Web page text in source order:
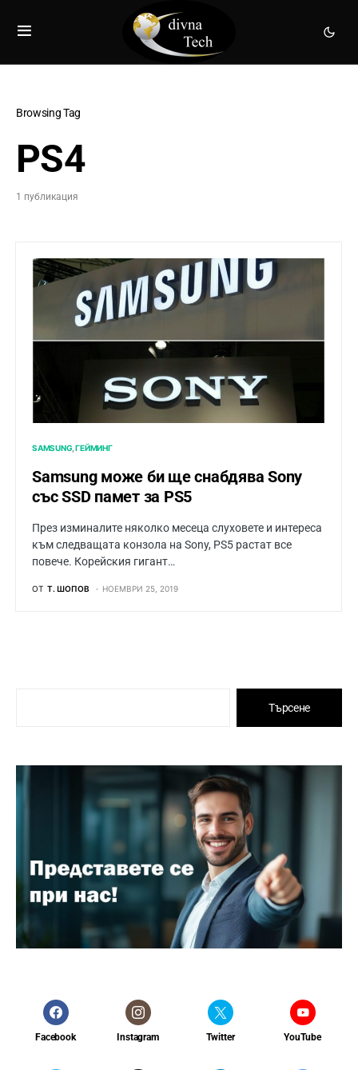
Browsing Tag
PS4
1 публикация
SAMSUNG ГЕЙМИНГ
Samsung може би ще снабдява Sony
със SSD памет за PS5
През изминалите няколко месеца слуховете и интереса
към следващата конзола на Sony, PS5 растат все
повече. Корейския гигант…
ОТ Т. ШОПОВ НОЕМВРИ 25, 2019
Търсене
Facebook Instagram Twitter YouTube